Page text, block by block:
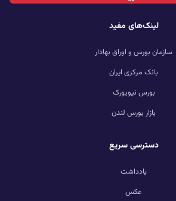
لینک‌های مفید
سازمان بورس و اوراق بهادار
بانک مرکزی ایران
بورس نیویورک
بازار بورس لندن
دسترسی سریع
یادداشت
عکس